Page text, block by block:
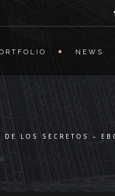
NEWS
DE LOS SECRETOS –